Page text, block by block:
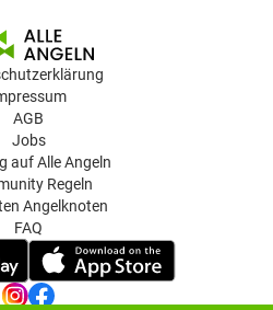
AGB
Jobs
auf Alle Angeln
Regeln
Angelknoten
FAQ